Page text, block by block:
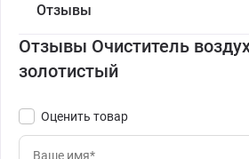
Отзывы
Отзывы Очиститель
золотистый
Оценить товар